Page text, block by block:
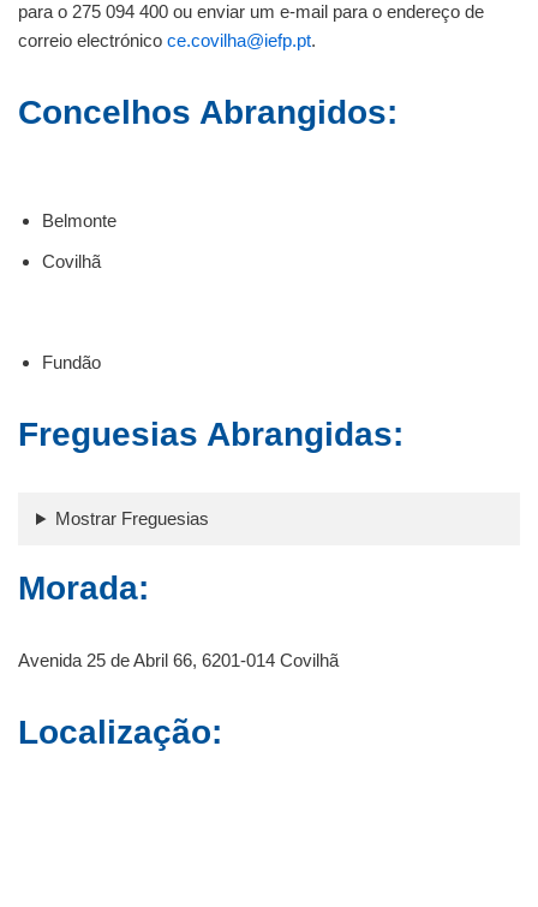
para o 275 094 400 ou enviar um e-mail para o endereço de
correio electrónico ce.covilha@iefp.pt.
Concelhos Abrangidos:
Belmonte
Covilhã
Fundão
Freguesias Abrangidas:
Mostrar Freguesias
Morada:
Avenida 25 de Abril 66, 6201-014 Covilhã
Localização: